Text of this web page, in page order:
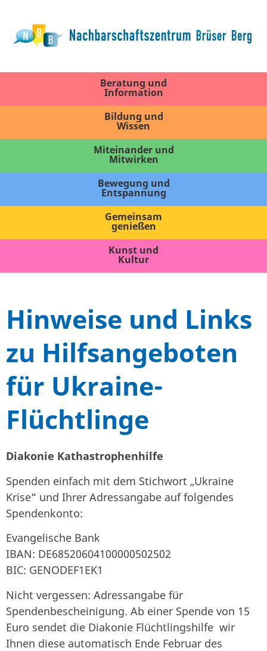
Beratung und
Information
Bildung und
Wissen
Miteinander und
Mitwirken
Bewegung und
Entspannung
Gemeinsam
genießen
Kunst und
Kultur
Hinweise und Links
zu Hilfsangeboten
für Ukraine-
Flüchtlinge
Diakonie Kathastrophenhilfe
Spenden einfach mit dem Stichwort „Ukraine
Krise“ und Ihrer Adressangabe auf folgendes
Spendenkonto:
Evangelische Bank
IBAN: DE68520604100000502502
BIC: GENODEF1EK1
Nicht vergessen: Adressangabe für
Spendenbescheinigung. Ab einer Spende von 15
Euro sendet die Diakonie Flüchtlingshilfe wir
Ihnen diese automatisch Ende Februar des